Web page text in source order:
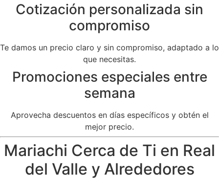
Cotización personalizada sin
compromiso
Te damos un precio claro y sin compromiso, adaptado a lo
que necesitas.
Promociones especiales entre
semana
Aprovecha descuentos en días específicos y obtén el
mejor precio.
Mariachi Cerca de Ti en Real
del Valle y Alrededores